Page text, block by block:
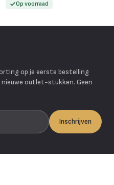
Op voorraad
op je eerste bestelling
nieuwe outlet-stukken. Geen
Inschrijven